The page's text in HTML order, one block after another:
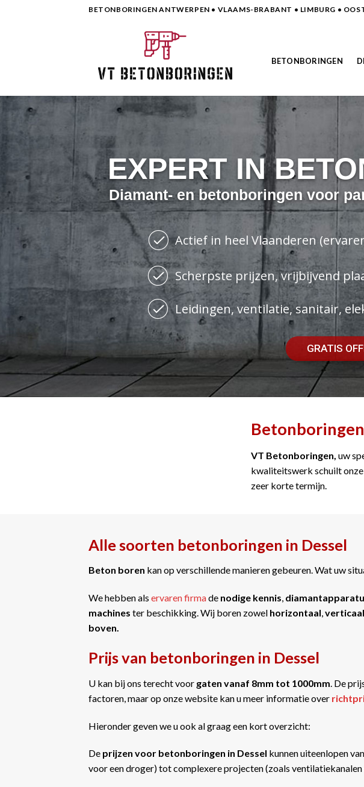
BETONBORINGEN ANTWERPEN • VLAAMS-BRABANT • LIMBURG •
BETONBORINGEN
EXPERT IN
Diamant- en betonboringen voor
Actief in heel Vlaanderen
Scherpste prijzen, vrijbijvend
Leidingen, ventilatie, sanitair,
GRATIS
VT Betonboringen, uw
kwaliteitswerk schuilt
zeer korte termijn.
Alle soorten betonboringen in Dessel
Beton boren kan op verschillende manieren gebeuren. Wat uw
We hebben als ervaren firmade nodige kennis,
machines ter beschikking. Wij boren zowel horizontaal,verticaal
boven.
Prijs van betonboringen in Dessel
U kan bij ons terecht voor gaten vanaf 8mm tot 1000mm . De
factoren, maar op onze website kan u meer informatie over
Hieronder geven we u ook al graag een kort overzicht:
De prijzen voor betonboringen in Dessel kunnen uiteenlopen
voor een droger) tot complexere projecten (zoals